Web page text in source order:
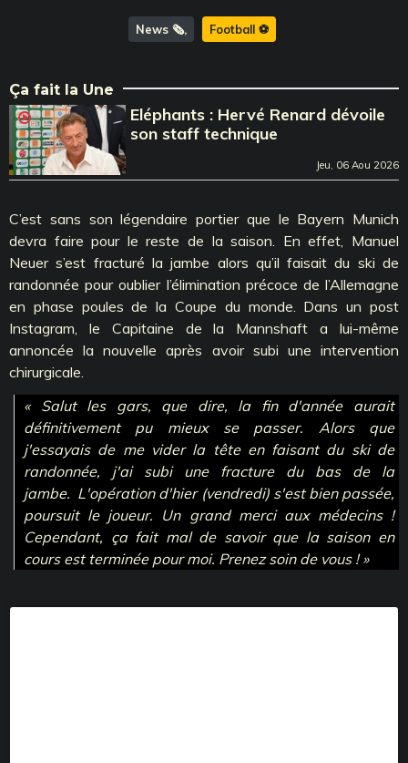
News 🗞️ Football ⚽️
Ça fait la Une
Eléphants : Hervé Renard dévoile
son staff technique
Jeu, 06 Aou 2026
C’est sans son légendaire portier que le Bayern Munich
devra faire pour le reste de la saison. En effet, Manuel
Neuer s’est fracturé la jambe alors qu’il faisait du ski de
randonnée pour oublier l’élimination précoce de l’Allemagne
en phase poules de la Coupe du monde. Dans un post
Instagram, le Capitaine de la Mannshaft a lui-même
annoncée la nouvelle après avoir subi une intervention
chirurgicale.
« Salut les gars, que dire, la fin d'année aurait
définitivement pu mieux se passer. Alors que
j'essayais de me vider la tête en faisant du ski de
randonnée, j'ai subi une fracture du bas de la
jambe. L'opération d'hier (vendredi) s'est bien passée,
poursuit le joueur. Un grand merci aux médecins !
Cependant, ça fait mal de savoir que la saison en
cours est terminée pour moi. Prenez soin de vous ! »